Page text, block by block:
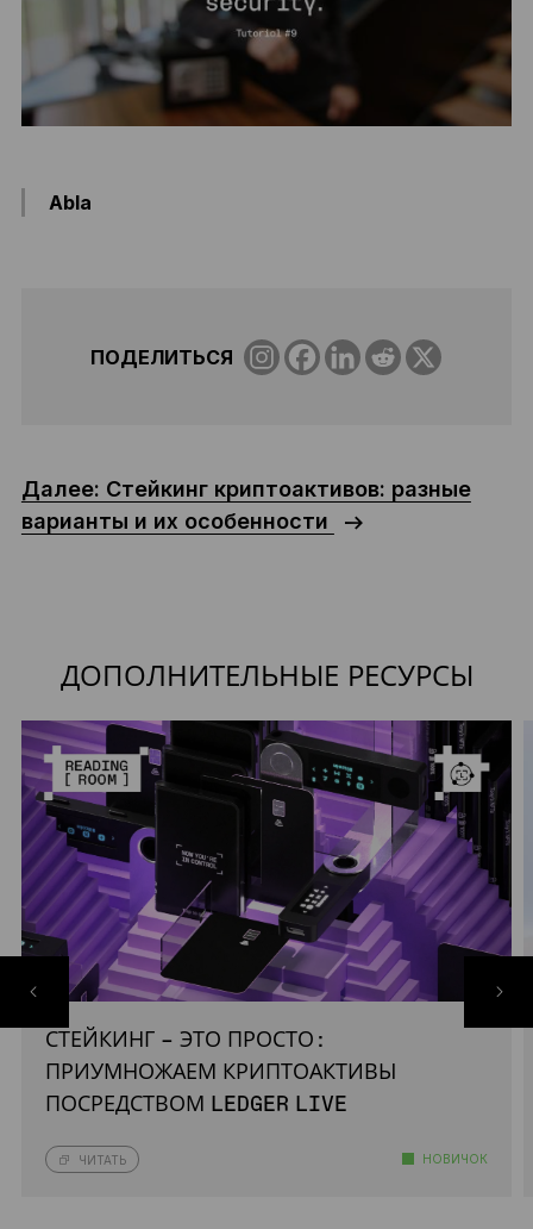
Abla
ПОДЕЛИТЬСЯ
Далее: Стейкинг криптоактивов: разные
варианты и их особенности
ДОПОЛНИТЕЛЬНЫЕ РЕСУРСЫ
СТЕЙКИНГ – ЭТО ПРОСТО:
ПРИУМНОЖАЕМ КРИПТОАКТИВЫ
ПОСРЕДСТВОМ LEDGER LIVE
ЧИТАТЬ НОВИЧОК